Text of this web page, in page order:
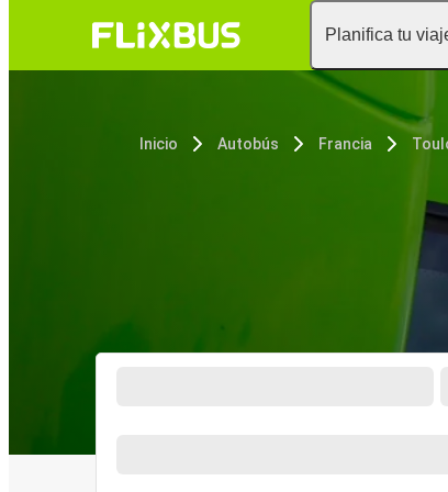
Planifica tu
Inicio Autobús Francia